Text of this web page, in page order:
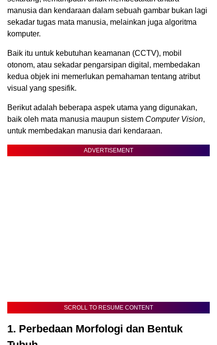
manusia dan kendaraan dalam sebuah gambar bukan lagi
sekadar tugas mata manusia, melainkan juga algoritma
komputer.
Baik itu untuk kebutuhan keamanan (CCTV), mobil
otonom, atau sekadar pengarsipan digital, membedakan
kedua objek ini memerlukan pemahaman tentang atribut
visual yang spesifik.
Berikut adalah beberapa aspek utama yang digunakan,
baik oleh mata manusia maupun sistem Computer Vision,
untuk membedakan manusia dari kendaraan.
ADVERTISEMENT
SCROLL TO RESUME CONTENT
1. Perbedaan Morfologi dan Bentuk